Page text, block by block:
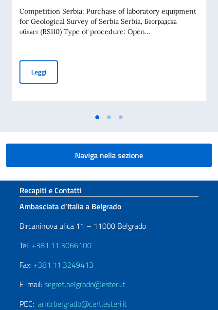
Competition Serbia: Purchase of laboratory equipment
for Geological Survey of Serbia Serbia, Београдска
област (RS110) Type of procedure: Open...
LeggiTENDER FOR PURCHASE OF LABORATORY EQUIPMENT
Naviga nella sezione
Sezione footer
Recapiti e Contatti
Ambasciata d’Italia a Belgrado
Bircaninova ulica 11 – 11000 Belgrado
Tel: +381.11.3066100
Fax: +381.11.3249413
E-mail:segret.belgrado@esteri.it
PEC: amb.belgrado@cert.esteri.it